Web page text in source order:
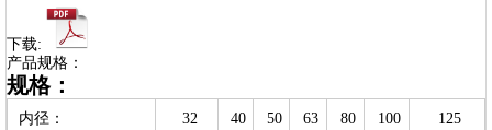
下载:
产品规格：
规格：
内径： 32 40 50 63 80 100 125